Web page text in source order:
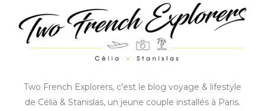
Two French Explorers, c'est le blog voyage & lifestyle
de Célia & Stanislas, un jeune couple installés à Paris.